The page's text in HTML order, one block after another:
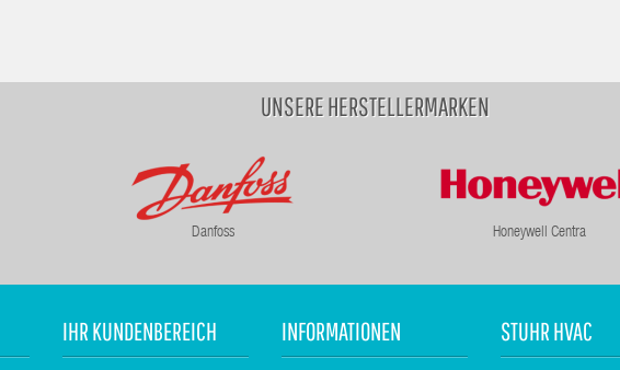
UNSERE HERSTELLERMARKEN
Danfoss Honeywell Centra
IHR KUNDENBEREICH INFORMATIONEN STUHR HVAC